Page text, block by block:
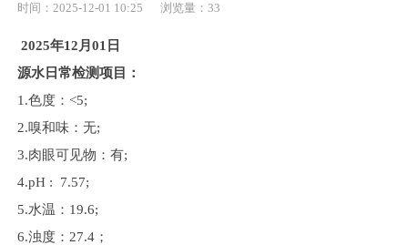
时间：2025-12-01 10:25 浏览量： 33
2025年12月01日
源水日常检测项目：
1.色度：<5;
2.嗅和味：无;
3.肉眼可见物：有;
4.pH : 7.57;
5.水温：19.6;
6.浊度：27.4；